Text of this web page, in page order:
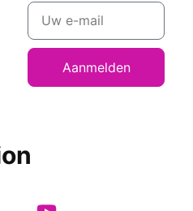
Aanmelden